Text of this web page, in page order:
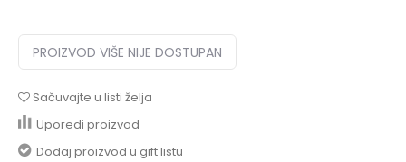
PROIZVOD VIŠE NIJE DOSTUPAN
Sačuvajte u listi želja
Uporedi proizvod
Dodaj proizvod u gift listu